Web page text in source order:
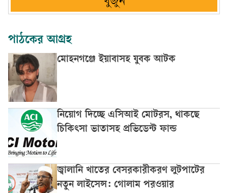
পাঠকের আগ্রহ
মোহনগঞ্জে ইয়াবাসহ যুবক আটক
নিয়োগ দিচ্ছে এসিআই মোটরস, থাকছে
চিকিৎসা ভাতাসহ প্রভিডেন্ট ফান্ড
জ্বালানি খাতের বেসরকারীকরণ লুটপাটের
নতুন লাইসেন্স: গোলাম পরওয়ার